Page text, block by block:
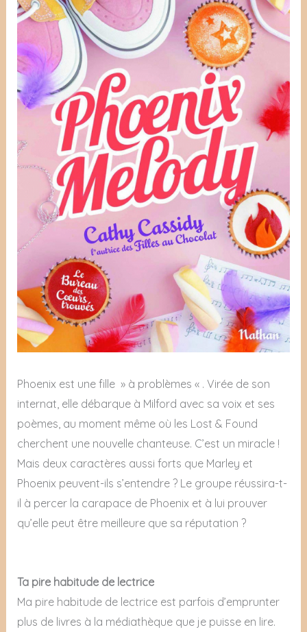
Phoenix est une fille » à problèmes « . Virée de son
internat, elle débarque à Milford avec sa voix et ses
poèmes, au moment même où les Lost & Found
cherchent une nouvelle chanteuse. C’est un miracle !
Mais deux caractères aussi forts que Marley et
Phoenix peuvent-ils s’entendre ? Le groupe réussira-t-
il à percer la carapace de Phoenix et à lui prouver
qu’elle peut être meilleure que sa réputation ?
Ta pire habitude de lectrice
Ma pire habitude de lectrice est parfois d’emprunter
plus de livres à la médiathèque que je puisse en lire.